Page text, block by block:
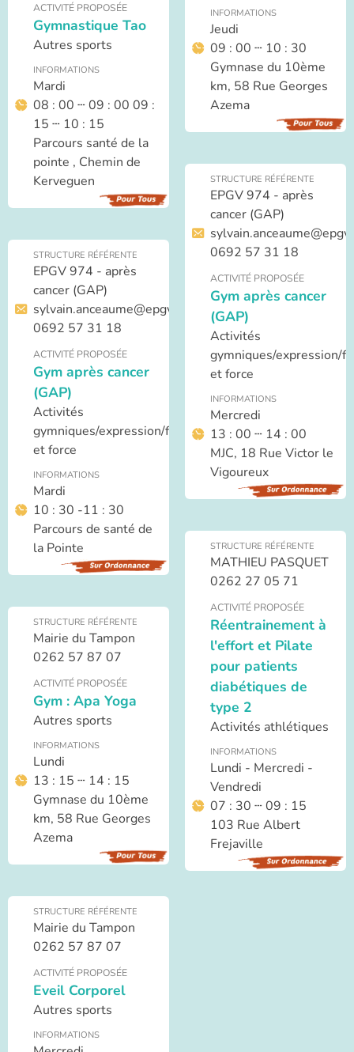
INFORMATIONS
Jeudi
09 : 00 ┄ 10 : 30
Gymnase du 10ème
km, 58 Rue Georges
Azema
ACTIVITÉ PROPOSÉE
Gymnastique Tao
Autres sports
INFORMATIONS
Mardi
08 : 00 ┄ 09 : 00 09 :
15 ┄ 10 : 15
Parcours santé de la
pointe , Chemin de
Kerveguen
STRUCTURE RÉFÉRENTE
EPGV 974 - après
cancer (GAP)
0692 57 31 18
ACTIVITÉ PROPOSÉE
Gym après cancer
(GAP)
Activités
gymniques/expression/
et force
INFORMATIONS
Mercredi
13 : 00 ┄ 14 : 00
MJC, 18 Rue Victor le
Vigoureux
STRUCTURE RÉFÉRENTE
EPGV 974 - après
cancer (GAP)
sylvain.anceaume@epgv.fr
0692 57 31 18
ACTIVITÉ PROPOSÉE
Gym après cancer
(GAP)
Activités
gymniques/expression/forme
et force
INFORMATIONS
Mardi
10 : 30 -11 : 30
Parcours de santé de
la Pointe
STRUCTURE RÉFÉRENTE
MATHIEU PASQUET
0262 27 05 71
ACTIVITÉ PROPOSÉE
Réentrainement à
l'effort et Pilate
pour patients
diabétiques de
type 2
Activités athlétiques
INFORMATIONS
Lundi - Mercredi -
Vendredi
07 : 30 ┄ 09 : 15
103 Rue Albert
Frejaville
STRUCTURE RÉFÉRENTE
Mairie du Tampon
0262 57 87 07
ACTIVITÉ PROPOSÉE
Gym : Apa Yoga
Autres sports
INFORMATIONS
Lundi
13 : 15 ┄ 14 : 15
Gymnase du 10ème
km, 58 Rue Georges
Azema
STRUCTURE RÉFÉRENTE
Mairie du Tampon
0262 57 87 07
ACTIVITÉ PROPOSÉE
Eveil Corporel
Autres sports
INFORMATIONS